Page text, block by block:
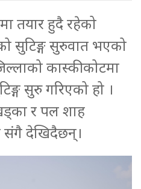
तयार हुदै रहेको
को सुटिङ्ग सुरुवात भएको
कास्कीकोटमा
सुरु गरिएको हो ।
र पल शाह
संगै देखिदैछन्।